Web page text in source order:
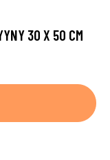
30 X 50 CM